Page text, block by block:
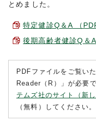
とめました。
特定健診Q＆A （
後期高齢者健診Q＆
PDFファイルをご覧い
Reader（R）」が必要
テムズ社のサイト（新
（無料）してください。